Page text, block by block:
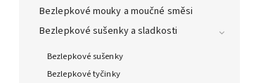
Bezlepkové mouky a moučné směsi
Bezlepkové sušenky a sladkosti
Bezlepkové sušenky
Bezlepkové tyčinky